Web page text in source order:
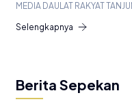
MEDIA DAULAT RAKYAT
Selengkapnya
Berita Sepekan